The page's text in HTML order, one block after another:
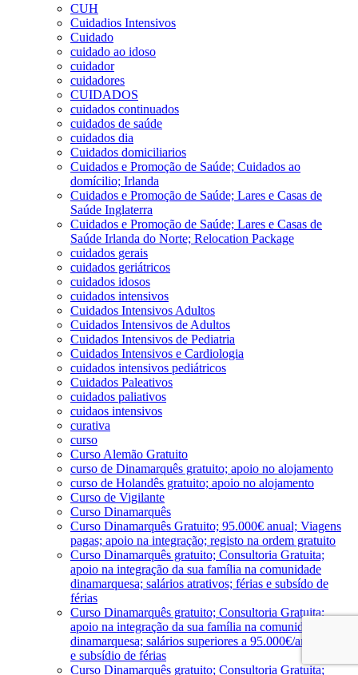
CUH
Cuidadios Intensivos
Cuidado
cuidado ao idoso
cuidador
cuidadores
CUIDADOS
cuidados continuados
cuidados de saúde
cuidados dia
Cuidados domiciliarios
Cuidados e Promoção de Saúde; Cuidados ao
domícilio; Irlanda
Cuidados e Promoção de Saúde; Lares e Casas de
Saúde Inglaterra
Cuidados e Promoção de Saúde; Lares e Casas de
Saúde Irlanda do Norte; Relocation Package
cuidados gerais
cuidados geriátricos
cuidados idosos
cuidados intensivos
Cuidados Intensivos Adultos
Cuidados Intensivos de Adultos
Cuidados Intensivos de Pediatria
Cuidados Intensivos e Cardiologia
cuidados intensivos pediátricos
Cuidados Paleativos
cuidados paliativos
cuidaos intensivos
curativa
curso
Curso Alemão Gratuito
curso de Dinamarquês gratuito; apoio no alojamento
curso de Holandês gratuito; apoio no alojamento
Curso de Vigilante
Curso Dinamarquês
Curso Dinamarquês Gratuito; 95.000€ anual; Viagens
pagas; apoio na integração; registo na ordem gratuito
Curso Dinamarquês gratuito; Consultoria Gratuita;
apoio na integração da sua família na comunidade
dinamarquesa; salários atrativos; férias e subsído de
férias
Curso Dinamarquês gratuito; Consultoria Gratuita;
apoio na integração da sua família na comunidade
dinamarquesa; salários superiores a 95.000€/ano; férias
e subsídio de férias
Curso Dinamarquês gratuito; Consultoria Gratuita;